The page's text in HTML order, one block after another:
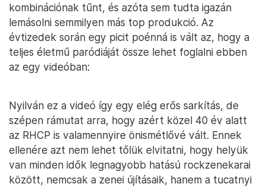
kombinációnak tűnt, és azóta sem tudta igazán
lemásolni semmilyen más top produkció. Az
évtizedek során egy picit poénná is vált az, hogy a
teljes életmű paródiáját össze lehet foglalni ebben
az egy videóban:
Nyilván ez a videó így egy elég erős sarkítás, de
szépen rámutat arra, hogy azért közel 40 év alatt
az RHCP is valamennyire önismétlővé vált. Ennek
ellenére azt nem lehet tőlük elvitatni, hogy helyük
van minden idők legnagyobb hatású rockzenekarai
között, nemcsak a zenei újításaik, hanem a tucatnyi